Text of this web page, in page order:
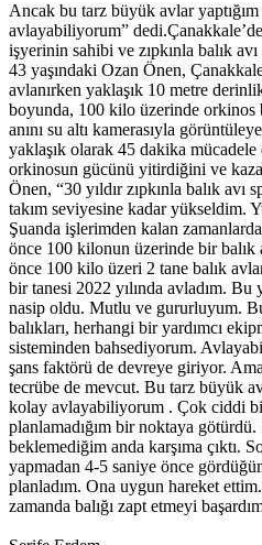
Ancak bu tarz büyük avlar
avlayabiliyorum”
işyerinin sahibi ve zıpkınla balık
43 yaşındaki Ozan Önen,
avlanırken yaklaşık 10 metre
boyunda, 100 kilo üzerinde orkinos
anını su altı kamerasıyla
yaklaşık olarak 45 dakika
orkinosun gücünü yitirdiğini ve
Önen, “30 yıldır zıpkınla balık
takım seviyesine kadar yükseldim.
Şuanda işlerimden kalan
önce 100 kilonun üzerinde bir
önce 100 kilo üzeri 2 tane balık
bir tanesi 2022 yılında avladım.
nasip oldu. Mutlu ve gururluyum.
balıkları, herhangi bir yardımcı
sisteminden bahsediyorum.
şans faktörü de devreye giriyor.
tecrübe de mevcut. Bu tarz büyük
kolay avlayabiliyorum . Çok ciddi
planlamadığım bir noktaya
beklemediğim anda karşıma çıktı.
yapmadan 4-5 saniye önce
planladım. Ona uygun hareket
zamanda balığı zapt etmeyi